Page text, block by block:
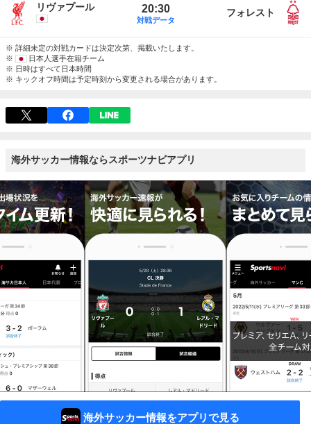
リヴァプール 20:30
対戦データ
フォレスト
※ 詳細未定の対戦カードは決定次第、掲載いたします。
※
日本人選手在籍チーム
※ 日時はすべて日本時間
※ キックオフ時間は予定時刻から変更される場合があります。
海外サッカー情報ならスポーツナビアプリ
海外サッカー情報をアプリで見る